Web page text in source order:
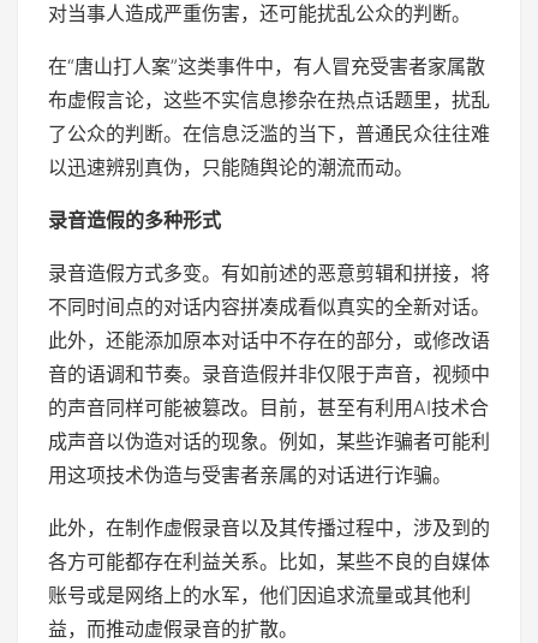
对当事人造成严重伤害，还可能扰乱公众的判断。
在“唐山打人案”这类事件中，有人冒充受害者家属散
布虚假言论，这些不实信息掺杂在热点话题里，扰乱
了公众的判断。在信息泛滥的当下，普通民众往往难
以迅速辨别真伪，只能随舆论的潮流而动。
录音造假的多种形式
录音造假方式多变。有如前述的恶意剪辑和拼接，将
不同时间点的对话内容拼凑成看似真实的全新对话。
此外，还能添加原本对话中不存在的部分，或修改语
音的语调和节奏。录音造假并非仅限于声音，视频中
的声音同样可能被篡改。目前，甚至有利用AI技术合
成声音以伪造对话的现象。例如，某些诈骗者可能利
用这项技术伪造与受害者亲属的对话进行诈骗。
此外，在制作虚假录音以及其传播过程中，涉及到的
各方可能都存在利益关系。比如，某些不良的自媒体
账号或是网络上的水军，他们因追求流量或其他利
益，而推动虚假录音的扩散。